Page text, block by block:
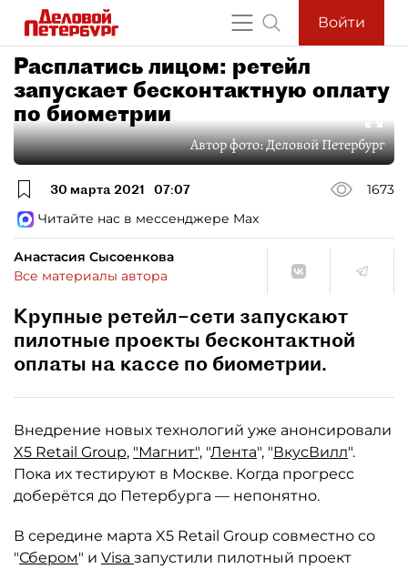
Войти
Расплатись лицом: ретейл
запускает бесконтактную оплату
по биометрии
Автор фото:Деловой Петербург
30 марта 2021 07:07
1673
Читайте нас в мессенджере Max
Анастасия Сысоенкова
Все материалы автора
Крупные ретейл–сети запускают
пилотные проекты бесконтактной
оплаты на кассе по биометрии.
Внедрение новых технологий уже анонсировали
X5 Retail Group, "Магнит", "Лента", "ВкусВилл".
Пока их тестируют в Москве. Когда прогресс
доберётся до Петербурга — непонятно.
В середине марта X5 Retail Group совместно со
"Сбером" и Visa запустили пилотный проект